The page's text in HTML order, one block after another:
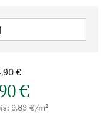
€
€
9,83 €/m²